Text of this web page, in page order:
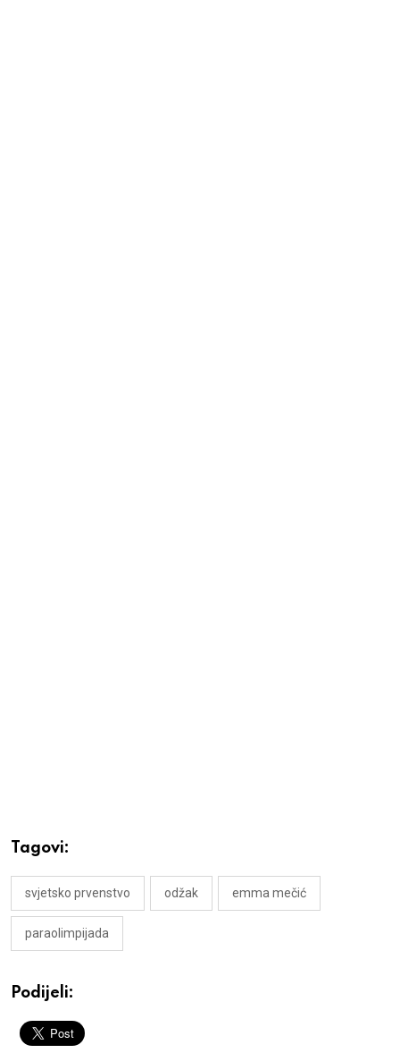
Tagovi:
svjetsko prvenstvo odžak emma mečić
paraolimpijada
Podijeli: